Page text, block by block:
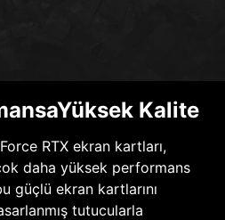
Kalite
RTX ekran kartları,
daha yüksek performans
güçlü ekran kartlarını
tutucularla